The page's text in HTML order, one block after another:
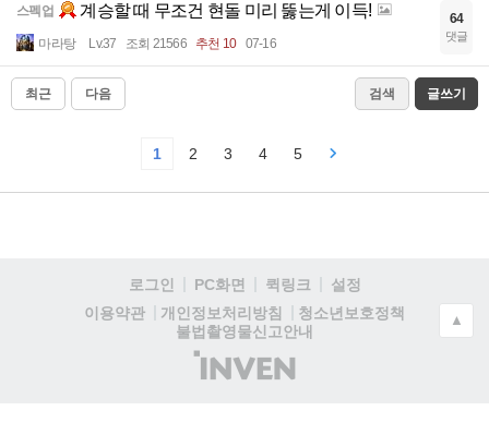
스펙업 계승할 때 무조건 현돌 미리 뚫는게 이득!
마라탕 Lv.37 조회 21566 추천 10 07-16
64
댓글
최근 다음 검색 글쓰기
1 2 3 4 5
로그인 PC화면 퀵링크
설정
이용약관
개인정보처리방침
청소년보호정책
불법촬영물신고안내
(주)
인
▲